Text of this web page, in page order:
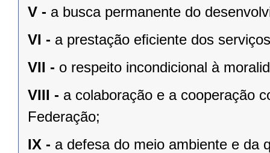
V - a busca permanente do
VI - a prestação eﬁciente dos
VII - o respeito incondicional à
VIII - a colaboração e a cooperação
Federação;
IX - a defesa do meio ambiente e da